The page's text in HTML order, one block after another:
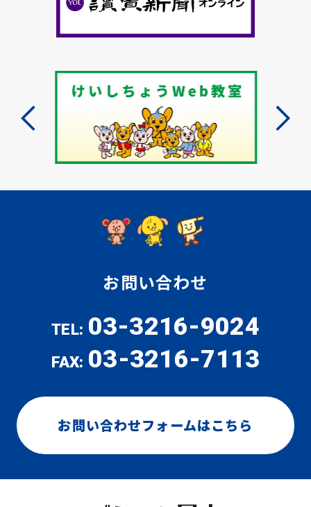
お問い合わせ
TEL: 03-3216-9024
FAX: 03-3216-7113
お問い合わせフォームはこちら